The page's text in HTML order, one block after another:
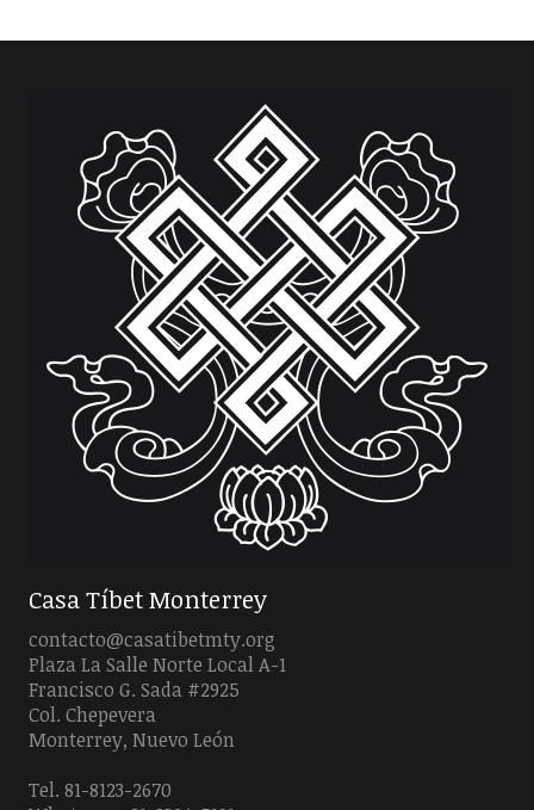
Casa Tíbet Monterrey
contacto@casatibetmty.org
Plaza La Salle Norte Local A-1
Francisco G. Sada #2925
Col. Chepevera
Monterrey, Nuevo León
Tel. 81-8123-2670